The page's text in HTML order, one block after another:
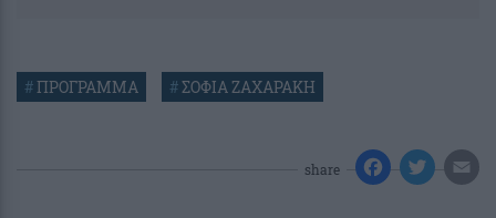
#ΠΡΟΓΡΑΜΜΑ #ΣΟΦΙΑ ΖΑΧΑΡΑΚΗ
share